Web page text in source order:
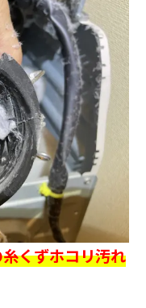
くずホコリ汚れ